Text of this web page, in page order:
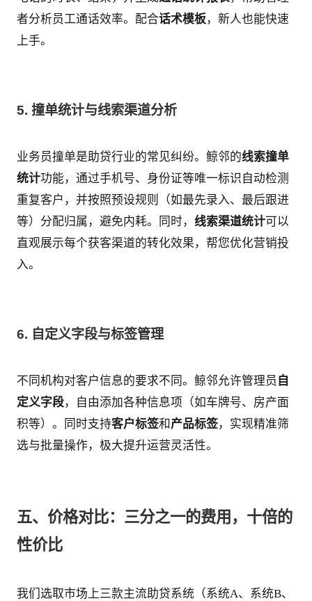
者分析员工通话效率。配合话术模板 ，新人也能快速
上手。
5. 撞单统计与线索渠道分析
业务员撞单是助贷行业的常见纠纷。鲸邻的线索撞单
统计功能，通过手机号、身份证等唯一标识自动检测
重复客户，并按照预设规则（如最先录入、最后跟进
等）分配归属，避免内耗。同时， 线索渠道统计可以
直观展示每个获客渠道的转化效果，帮您优化营销投
入。
6. 自定义字段与标签管理
不同机构对客户信息的要求不同。鲸邻允许管理员 自
定义字段，自由添加各种信息项（如车牌号、房产面
积等）。同时支持客户标签和 产品标签，实现精准筛
选与批量操作，极大提升运营灵活性。
五、价格对比：三分之一的费用，十倍的
性价比
我们选取市场上三款主流助贷系统（系统A、系统B、